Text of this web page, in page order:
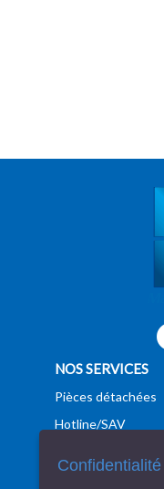
NOS SERVICES
Pièces détachées
Hotline/SAV